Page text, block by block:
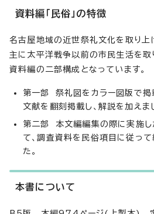
資料編「民俗」の特徴
名古屋地域の近世祭礼文化を取り上
主に太平洋戦争以前の市民生活を取
資料編の二部構成となっています。
第一部 祭礼図をカラー図版で掲
文献を翻刻掲載し、解説を加えま
第二部 本文編編集の際に実施
て、調査資料を民俗項目に従って
た。
本書について